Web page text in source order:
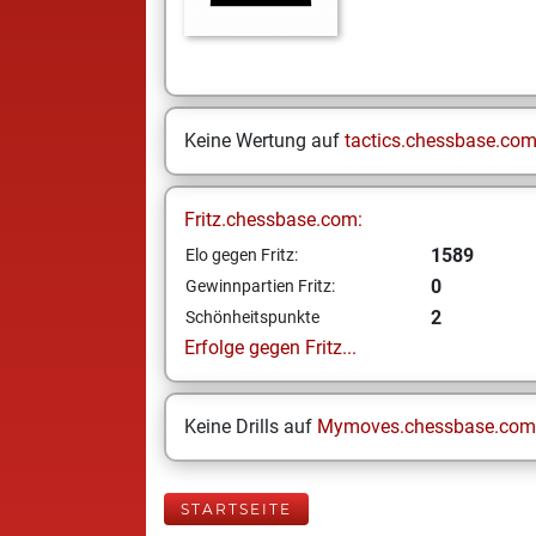
Keine Wertung auf tactics.chessbase.com
Fritz.chessbase.com:
Elo gegen Fritz: 1589
Gewinnpartien Fritz: 0
Schönheitspunkte
2
Erfolge gegen Fritz...
Keine Drills auf Mymoves.chessbase.com
STARTSEITE